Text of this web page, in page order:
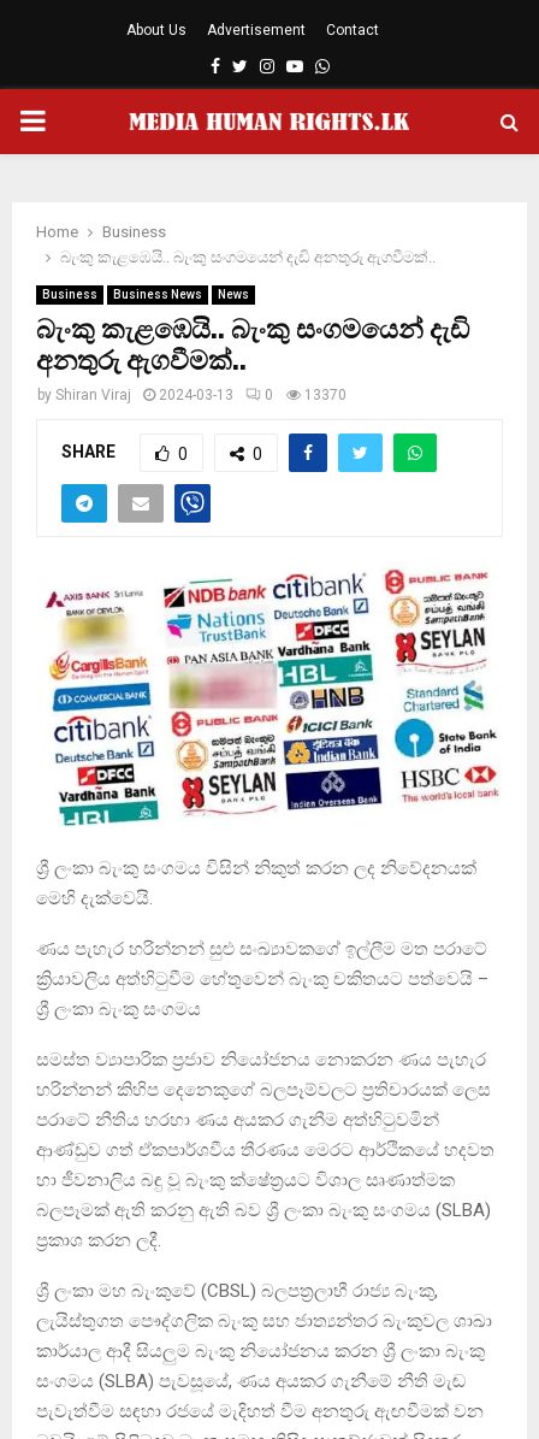
About Us Advertisement Contact
Facebook
TwitterInstagram
YoutubeWhatsapp
PRIMARY
Home
Business
බැංකු කැළඹෙයි.. බැංකු සංගමයෙන් දැඩි අනතුරු ඇගවීමක්..
Business Business News News
බැංකු කැළඹෙයි.. බැංකු සංගමයෙන් දැඩි
අනතුරු ඇගවීමක්..
by Shiran Viraj 2024-03-13 0 13370
SHARE 0 0
ශ්‍රී ලංකා බැංකු සංගමය විසින් නිකුත් කරන ලද නිවේදනයක්
මෙහි දැක්වෙයි.
ණය පැහැර හරින්නන් සුළු සංඛ්‍යාවකගේ ඉල්ලීම මත පරාටේ
ක්‍රියාවලිය අත්හිටුවීම හේතුවෙන් බැංකු චකිතයට පත්වෙයි –
ශ්‍රී ලංකා බැංකු සංගමය
සමස්ත ව්‍යාපාරික ප්‍රජාව නියෝජනය නොකරන ණය පැහැර
හරින්නන් කිහිප දෙනෙකුගේ බලපෑම්වලට ප්‍රතිචාරයක් ලෙස
පරාටේ නීතිය හරහා ණය අයකර ගැනීම අත්හිටුවමින්
ආණ්ඩුව ගත් ඒකපාර්ශවීය තීරණය මෙරට ආර්ථිකයේ හදවත
හා ජීවනාලිය බඳු වූ බැංකු ක්ෂේත්‍රයට විශාල සෘණාත්මක
බලපෑමක් ඇති කරනු ඇති බව ශ්‍රී ලංකා බැංකු සංගමය (SLBA)
ප්‍රකාශ කරන ලදී.
ශ්‍රී ලංකා මහ බැංකුවේ (CBSL) බලපත්‍රලාභී රාජ්‍ය බැංකු,
ලැයිස්තුගත පෞද්ගලික බැංකු සහ ජාත්‍යන්තර බැංකුවල ශාඛා
කාර්යාල ආදී සියලුම බැංකු නියෝජනය කරන ශ්‍රී ලංකා බැංකු
සංගමය (SLBA) පැවසූයේ, ණය අයකර ගැනීමේ නීති මැඬ
පැවැත්වීම සඳහා රජයේ මැදිහත් වීම අනතුරු ඇඟවීමක් වන